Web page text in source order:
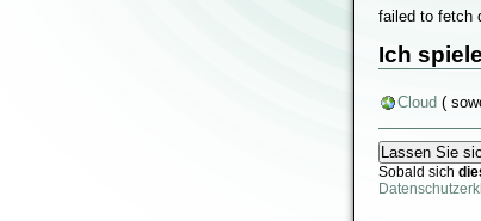
failed to fetch
Ich
Cloud (
Sobald sich